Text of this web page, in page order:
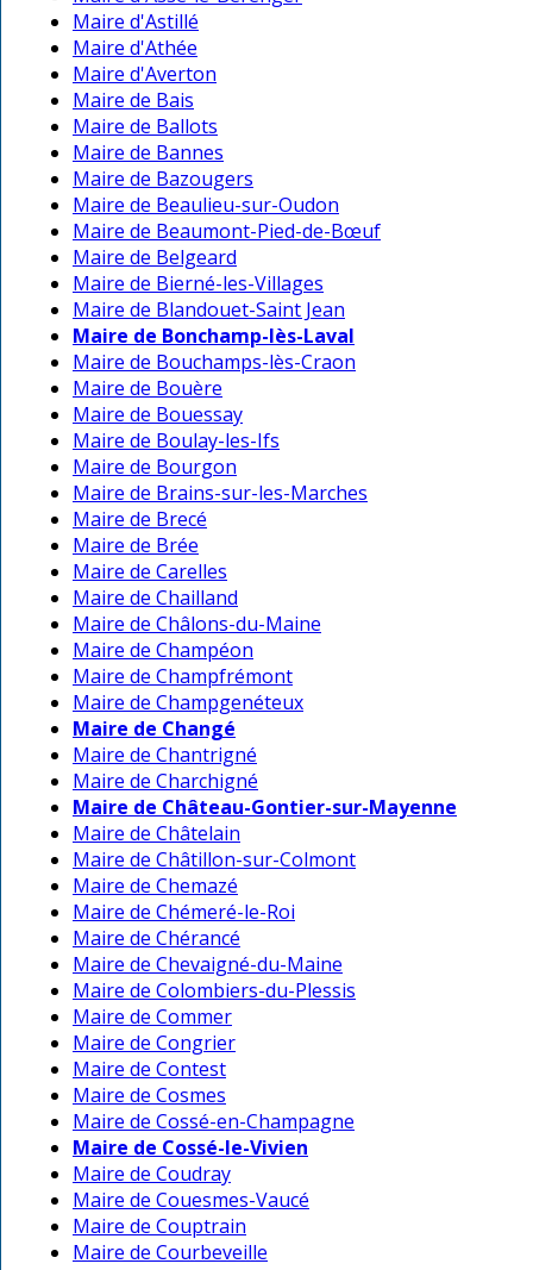
Maire d'Astillé
Maire d'Athée
Maire d'Averton
Maire de Bais
Maire de Ballots
Maire de Bannes
Maire de Bazougers
Maire de Beaulieu-sur-Oudon
Maire de Beaumont-Pied-de-Bœuf
Maire de Belgeard
Maire de Bierné-les-Villages
Maire de Blandouet-Saint Jean
Maire de Bonchamp-lès-Laval
Maire de Bouchamps-lès-Craon
Maire de Bouère
Maire de Bouessay
Maire de Boulay-les-Ifs
Maire de Bourgon
Maire de Brains-sur-les-Marches
Maire de Brecé
Maire de Brée
Maire de Carelles
Maire de Chailland
Maire de Châlons-du-Maine
Maire de Champéon
Maire de Champfrémont
Maire de Champgenéteux
Maire de Changé
Maire de Chantrigné
Maire de Charchigné
Maire de Château-Gontier-sur-Mayenne
Maire de Châtelain
Maire de Châtillon-sur-Colmont
Maire de Chemazé
Maire de Chémeré-le-Roi
Maire de Chérancé
Maire de Chevaigné-du-Maine
Maire de Colombiers-du-Plessis
Maire de Commer
Maire de Congrier
Maire de Contest
Maire de Cosmes
Maire de Cossé-en-Champagne
Maire de Cossé-le-Vivien
Maire de Coudray
Maire de Couesmes-Vaucé
Maire de Couptrain
Maire de Courbeveille